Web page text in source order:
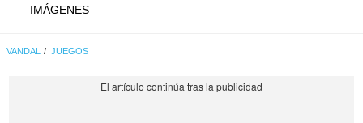
IMÁGENES
VANDAL JUEGOS